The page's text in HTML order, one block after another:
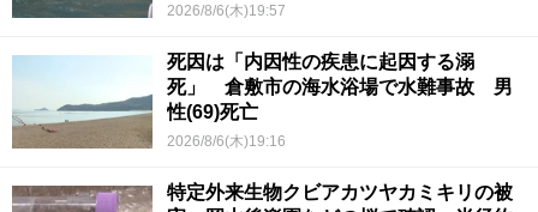
2026/8/6(木)19:57
死因は「内因性の疾患に起因する溺
死」 倉敷市の海水浴場で水難事故 男
性(69)死亡
2026/8/6(木)19:16
特定外来生物クビアカツヤカミキリの被